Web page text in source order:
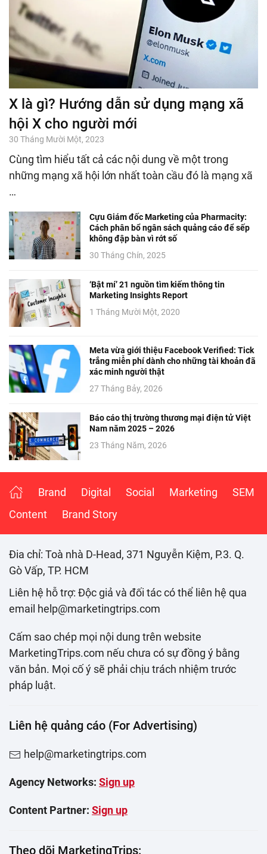
X là gì? Hướng dẫn sử dụng mạng xã
hội X cho người mới
30 Tháng Mười Một, 2023
Cùng tìm hiểu tất cả các nội dung về một trong
những mạng xã hội lớn nhất toàn cầu đó là mạng xã
…
Cựu Giám đốc Marketing của Pharmacity:
Cách phân bổ ngân sách quảng cáo để sếp
không đập bàn vì rớt số
30 Tháng Chín, 2025
‘Bật mí’ 21 nguồn tìm kiếm thông tin
Marketing Insights Report
1 Tháng Mười Một, 2020
Meta vừa giới thiệu Facebook Verified: Tick
trắng miễn phí dành cho những tài khoản đã
xác minh người thật
27 Tháng Bảy, 2026
Báo cáo thị trường thương mại điện tử Việt
Nam năm 2025 – 2026
23 Tháng Năm, 2026
Brand Digital Social Marketing
SEM
Content
Brand Story
Đia chỉ: Toà nhà D-Head, 371 Nguyễn Kiệm, P.3. Q.
Gò Vấp, TP. HCM
Liên hệ hỗ trợ: Độc giả và đối tác có thể liên hệ qua
email help@marketingtrips.com
Cấm sao chép mọi nội dung trên website
MarketingTrips.com nếu chưa có sự đồng ý bằng
văn bản. Mọi cố ý sẽ phải chịu trách nhiệm trước
pháp luật.
Liên hệ quảng cáo (For Advertising)
help@marketingtrips.com
Agency Networks: Sign up
Content Partner: Sign up
Theo dõi MarketingTrips: